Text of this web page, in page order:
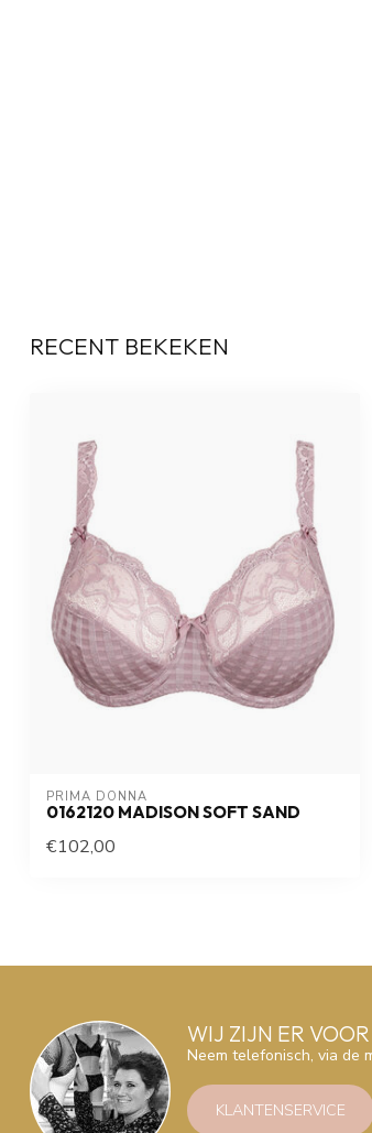
RECENT BEKEKEN
PRIMA DONNA
0162120 MADISON SOFT SAND
€102,00
WIJ ZIJN ER
Neem telefonisch, via de
KLANTENSERVICE